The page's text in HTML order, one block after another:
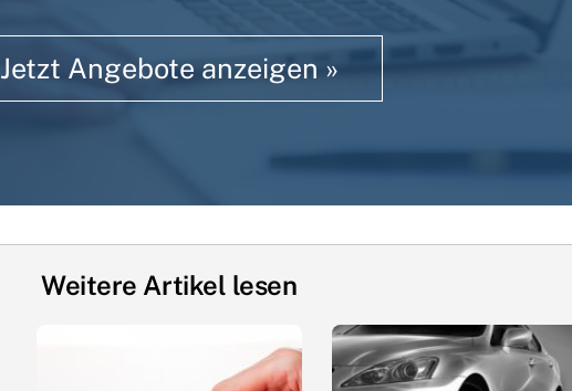
Jetzt Angebote anzeigen »
Weitere Artikel lesen